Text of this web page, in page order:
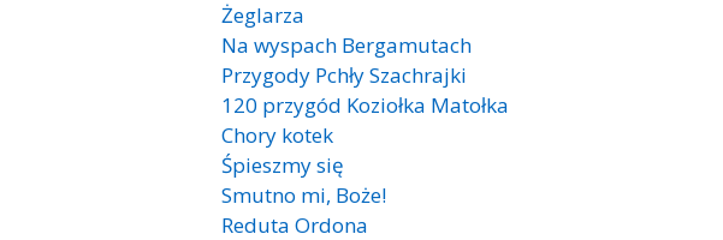
Żeglarza
Na wyspach Bergamutach
Przygody Pchły Szachrajki
120 przygód Koziołka Matołka
Chory kotek
Śpieszmy się
Smutno mi, Boże!
Reduta Ordona